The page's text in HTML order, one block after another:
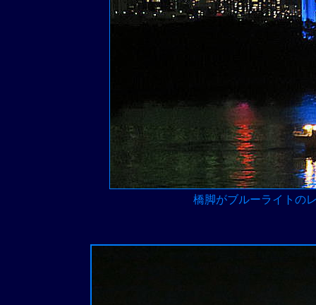
橋脚がブルーライトの